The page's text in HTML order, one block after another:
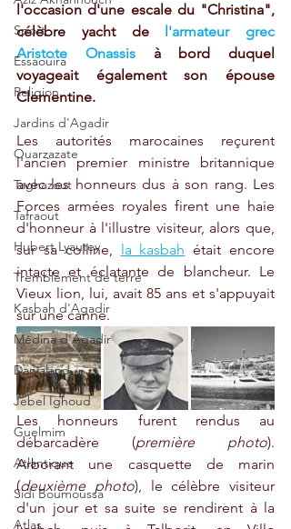
Sport
Essaouira
Religion
Jardins d'Agadir
Ouarzazate
Taghazout
Tafraout
Hubert Lyautey
Tremblement de terre
Kasbah d'Agadir
Médina d'Agadir
Danialand
Jebel Ighoud
Guelmim
Atlantique
Sidi Boumoussa
Atlas
l'occasion d'une escale du "Christina",
célèbre yacht de
l'armateur grec
Aristote Onassis à bord duquel
voyageait également son épouse
Clementine.
Les autorités marocaines reçurent
l'ancien premier ministre britannique
avec les honneurs dus à son rang. Les
Forces armées royales firent une haie
d'honneur à l'illustre visiteur, alors que,
sur sa colline,
la kasbah était encore
intacte et éclatante de blancheur. Le
Vieux lion, lui, avait 85 ans et s'appuyait
sur une canne.
Les honneurs furent rendus au
débarcadère (première photo).
Arborant une casquette de marin
(deuxième photo), le célèbre visiteur
d'un jour et sa suite se rendirent à la